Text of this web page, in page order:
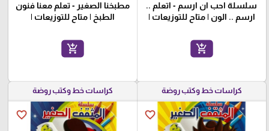
سلسلة احب ان ارسم - اتعلم ..
ارسم .. الون | متاح للتوزيعات |
add_shopping_cart
مطبخنا الصغير - تعلم معنا فنون
الطبخ | متاح للتوزيعات |
add_shopping_cart
كراسات خط وكتب روضة
favorite_border
كراسات خط وكتب روضة
favorite_border